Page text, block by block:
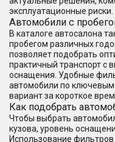
эксплуатационные риски.
Автомобили с
В каталоге автосалона
пробегом различных
позволяет подобрать
практичный транспорт с
оснащения. Удобные
автомобили по
вариант за короткое
Как подобрать
Чтобы выбрать
кузова, уровень
Использование